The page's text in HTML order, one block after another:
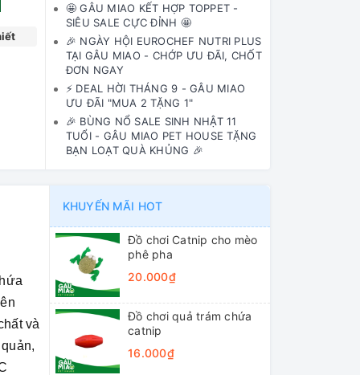
🤩 GÂU MIAO KẾT HỢP TOPPET -
SIÊU SALE CỰC ĐỈNH 🤩
🎉 NGÀY HỘI EUROCHEF NUTRI PLUS
TẠI GÂU MIAO - CHỚP ƯU ĐÃI, CHỐT
ĐƠN NGAY
⚡️ DEAL HỜI THÁNG 9 - GÂU MIAO
ƯU ĐÃI "MUA 2 TẶNG 1"
🎉 BÙNG NỔ SALE SINH NHẬT 11
TUỔI - GÂU MIAO PET HOUSE TẶNG
BẠN LOẠT QUÀ KHỦNG 🎉
và
KHUYẾN MÃI HOT
Đồ chơi Catnip cho mèo
phê pha
20.000₫
Đồ chơi quả trám chứa
catnip
16.000₫